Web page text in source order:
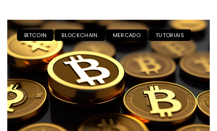
BITCOIN BLOCKCHAIN MERCADO TUTORIAIS